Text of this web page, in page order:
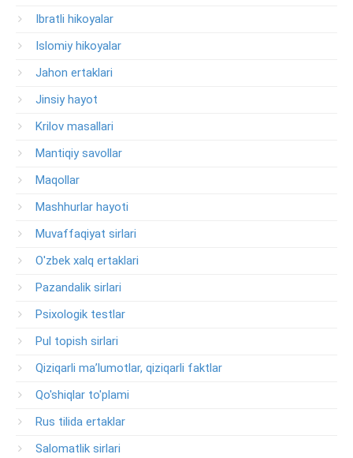
Ibratli hikoyalar
Islomiy hikoyalar
Jahon ertaklari
Jinsiy hayot
Krilov masallari
Mantiqiy savollar
Maqollar
Mashhurlar hayoti
Muvaffaqiyat sirlari
O'zbek xalq ertaklari
Pazandalik sirlari
Psixologik testlar
Pul topish sirlari
Qiziqarli ma’lumotlar, qiziqarli faktlar
Qo'shiqlar to'plami
Rus tilida ertaklar
Salomatlik sirlari